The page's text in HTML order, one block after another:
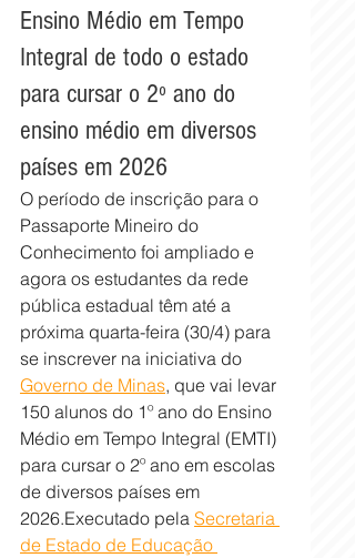
Ensino Médio em Tempo
Integral de todo o estado
para cursar o 2º ano do
ensino médio em diversos
países em 2026
O período de inscrição para o
Passaporte Mineiro do
Conhecimento foi ampliado e
agora os estudantes da rede
pública estadual têm até a
próxima quarta-feira (30/4) para
se inscrever na iniciativa do
Governo de Minas, que vai levar
150 alunos do 1º ano do Ensino
Médio em Tempo Integral (EMTI)
para cursar o 2º ano em escolas
de diversos países em
2026.Executado pela Secretaria
de Estado de Educação